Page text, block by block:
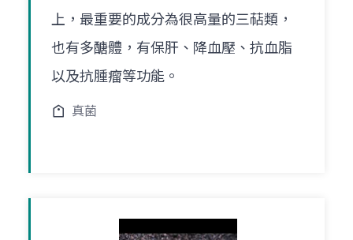
上，最重要的成分為很高量的三萜類，
也有多醣體，有保肝、降血壓、抗血脂
以及抗腫瘤等功能。
真菌